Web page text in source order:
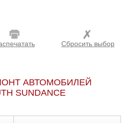
Сбросить выбор
АВТОМОБИЛЕЙ
SUNDANCE